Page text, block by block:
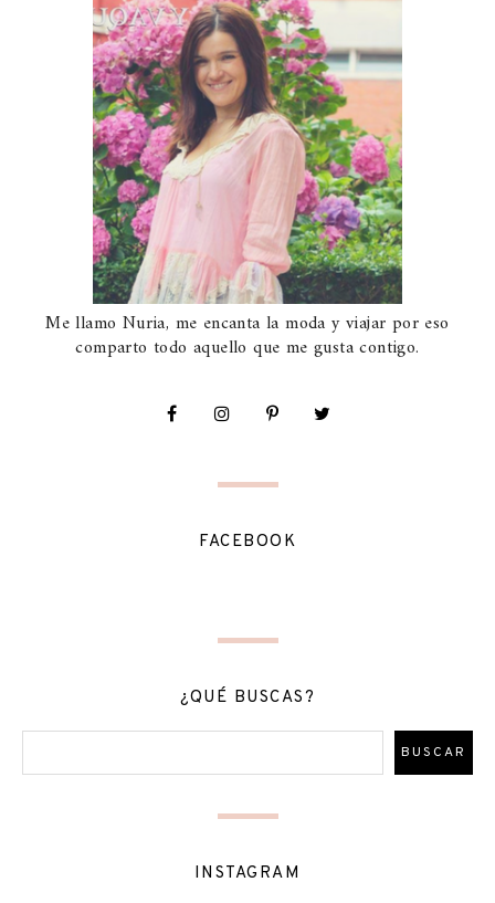
Me llamo Nuria, me encanta la moda y viajar por eso
comparto todo aquello que me gusta contigo.
FACEBOOK
¿QUÉ BUSCAS?
INSTAGRAM